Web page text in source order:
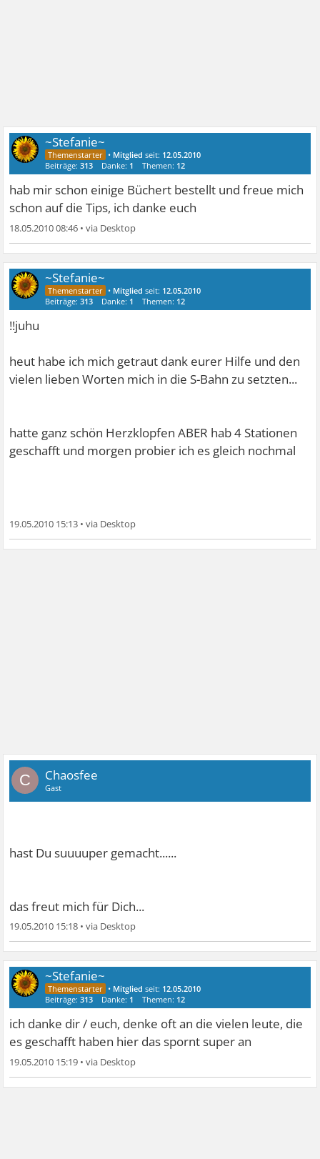
~Stefanie~
• Mitglied seit: 12.05.2010
Beiträge:313 Danke: 1 Themen: 12
hab mir schon einige Büchert bestellt und freue mich
schon auf die Tips, ich danke euch
18.05.2010 08:46 •
~Stefanie~
• Mitglied seit: 12.05.2010
Beiträge:313 Danke: 1 Themen: 12
!!juhu
heut habe ich mich getraut dank eurer Hilfe und den
vielen lieben Worten mich in die S-Bahn zu setzten...
hatte ganz schön Herzklopfen ABER hab 4 Stationen
geschafft und morgen probier ich es gleich nochmal
19.05.2010 15:13 •
C Chaosfee
Gast
hast Du suuuuper gemacht......
das freut mich für Dich...
19.05.2010 15:18 •
~Stefanie~
• Mitglied seit: 12.05.2010
Beiträge:313 Danke: 1 Themen: 12
ich danke dir / euch, denke oft an die vielen leute, die
es geschafft haben hier das spornt super an
19.05.2010 15:19 •